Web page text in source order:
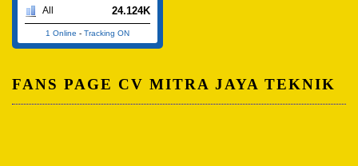
All 24.124K
1 Online - Tracking ON
FANS PAGE CV MITRA JAYA TEKNIK